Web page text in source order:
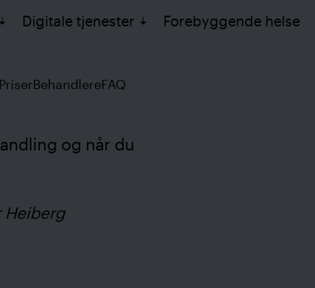
Digitale tjenester Forebyggende helse
PriserBehandlereFAQ
og når du
Heiberg